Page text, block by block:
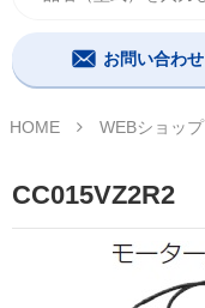
お問い合わせ
HOME WEBショップ
CC015VZ2R2